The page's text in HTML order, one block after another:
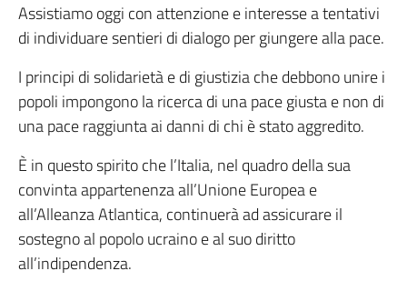
Assistiamo oggi con attenzione e interesse a tentativi
di individuare sentieri di dialogo per giungere alla pace.
I principi di solidarietà e di giustizia che debbono unire i
popoli impongono la ricerca di una pace giusta e non di
una pace raggiunta ai danni di chi è stato aggredito.
È in questo spirito che l’Italia, nel quadro della sua
convinta appartenenza all’Unione Europea e
all’Alleanza Atlantica, continuerà ad assicurare il
sostegno al popolo ucraino e al suo diritto
all’indipendenza.